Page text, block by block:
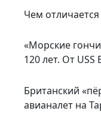
Чем
«Морские
120 лет. От
Британский
авианалет на